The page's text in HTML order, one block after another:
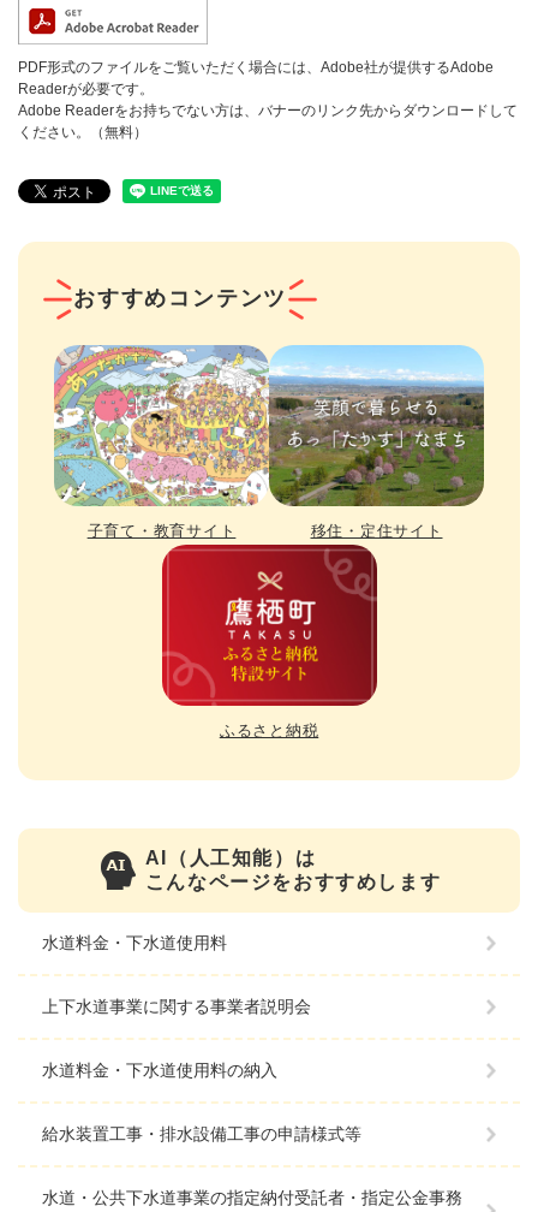
PDF形式のファイルをご覧いただく場合には、Adobe社が提供するAdobe
Readerが必要です。
Adobe Readerをお持ちでない方は、バナーのリンク先からダウンロードして
ください。（無料）
おすすめコンテンツ
子育て・教育サイト 移住・定住サイト
ふるさと納税
AI（人工知能）は
こんなページをおすすめします
水道料金・下水道使用料
上下水道事業に関する事業者説明会
水道料金・下水道使用料の納入
給水装置工事・排水設備工事の申請様式等
水道・公共下水道事業の指定納付受託者・指定公金事務